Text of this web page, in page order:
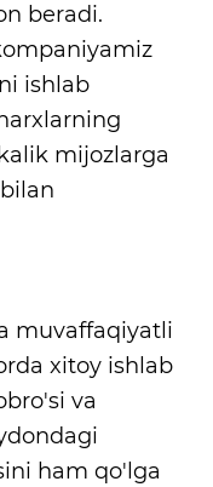
beradi.
ishlab
mijozlarga
muvaffaqiyatli
xitoy ishlab
va
ham qo'lga